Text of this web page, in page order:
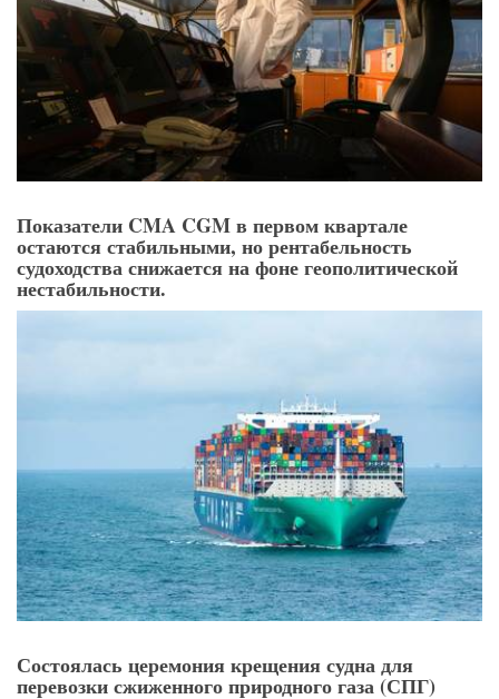
Ормузский пролив наполовину открыт или
наполовину закрыт? Ставки на танкерные
перевозки восстанавливаются.
Показатели CMA CGM в первом квартале
остаются стабильными, но рентабельность
судоходства снижается на фоне геополитической
нестабильности.